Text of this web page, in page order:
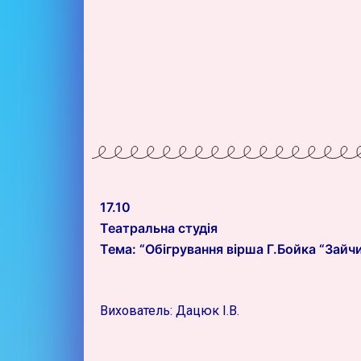
17.10
Театральна студія
Тема: “Обігрування вірша Г.Бойка
Вихователь: Дацюк І.В.